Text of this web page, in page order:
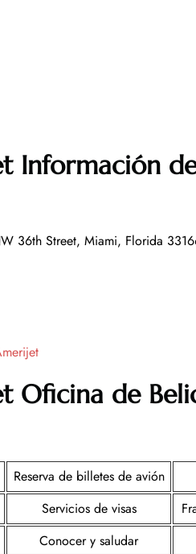
Información
36th Street, Miami, Florida
Oficina de
Reserva de billetes de avión
Servicios de visas
Conocer y saludar